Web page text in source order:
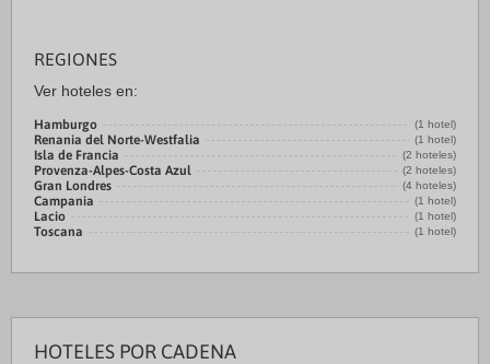
REGIONES
Ver hoteles en:
Hamburgo (1 hotel)
Renania del Norte-Westfalia (1 hotel)
Isla de Francia (2 hoteles)
Provenza-Alpes-Costa Azul (2 hoteles)
Gran Londres (4 hoteles)
Campania (1 hotel)
Lacio (1 hotel)
Toscana (1 hotel)
HOTELES POR CADENA